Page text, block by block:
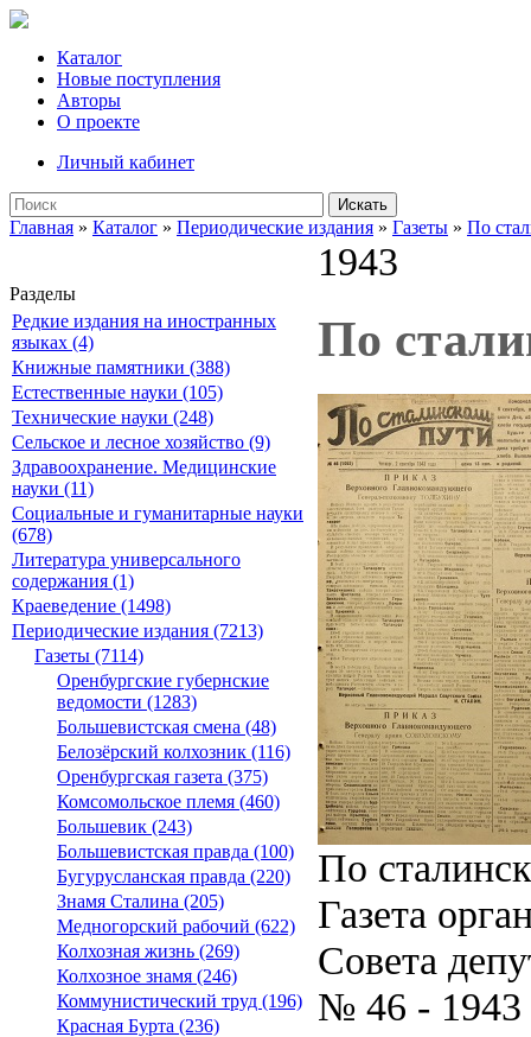
Каталог
Новые поступления
Авторы
О проекте
Личный кабинет
Искать
Главная » Каталог » Периодические издания » Газеты » По
Разделы
Редкие издания на иностранных
языках (4)
Книжные памятники (388)
Естественные науки (105)
Технические науки (248)
Сельское и лесное хозяйство (9)
Здравоохранение. Медицинские
науки (11)
Социальные и гуманитарные науки
(678)
Литература универсального
содержания (1)
Краеведение (1498)
Периодические издания (7213)
Газеты (7114)
Оренбургские губернские
ведомости (1283)
Большевистская смена (48)
Белозёрский колхозник (116)
Оренбургская газета (375)
Комсомольское племя (460)
Большевик (243)
Большевистская правда (100)
Бугурусланская правда (220)
Знамя Сталина (205)
Медногорский рабочий (622)
Колхозная жизнь (269)
Колхозное знамя (246)
Коммунистический труд (196)
Красная Бурта (236)
1943
По
По
Газета
Совета
№ 46 - 1943